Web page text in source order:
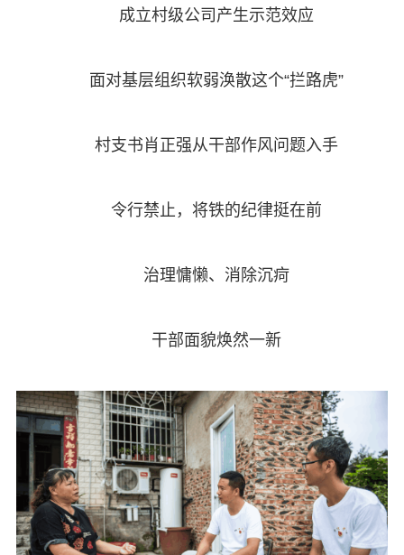
成立村级公司产生示范效应
面对基层组织软弱涣散这个“拦路虎”
村支书肖正强从干部作风问题入手
令行禁止，将铁的纪律挺在前
治理慵懒、消除沉疴
干部面貌焕然一新